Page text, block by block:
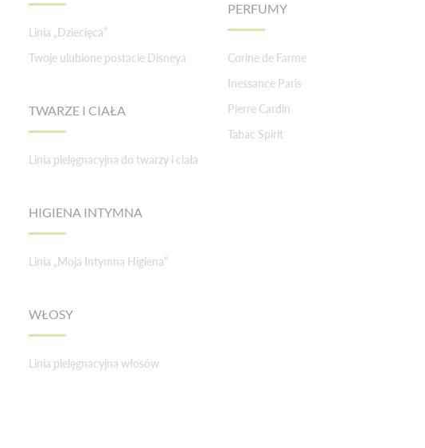
Linia „Dziecięca”
Twoje ulubione postacie Disneya
TWARZE I CIAŁA
Linia pielęgnacyjna do twarzy i ciała
HIGIENA INTYMNA
Linia „Moja Intymna Higiena”
WŁOSY
Linia pielęgnacyjna włosów
PERFUMY
Corine de Farme
Inessance Paris
Pierre Cardin
Tabac Spirit